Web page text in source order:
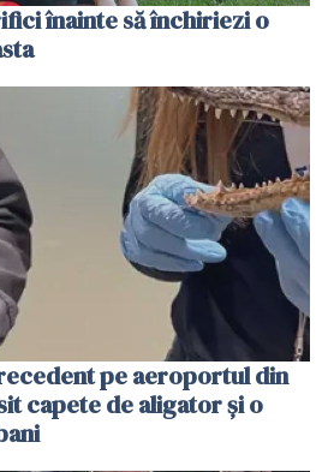
înainte să închiriezi o
pe aeroportul din
capete de aligator și o